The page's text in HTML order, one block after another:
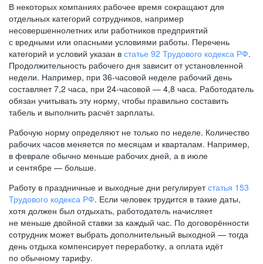
В некоторых компаниях рабочее время сокращают для
отдельных категорий сотрудников, например
несовершеннолетних или работников предприятий
с вредными или опасными условиями работы. Перечень
категорий и условий указан в статье 92 Трудового кодекса РФ.
Продолжительность рабочего дня зависит от установленной
недели. Например, при 36-часовой неделе рабочий день
составляет 7,2 часа, при 24-часовой — 4,8 часа. Работодатель
обязан учитывать эту норму, чтобы правильно составить
табель и выполнить расчёт зарплаты.
Рабочую норму определяют не только по неделе. Количество
рабочих часов меняется по месяцам и кварталам. Например,
в феврале обычно меньше рабочих дней, а в июле
и сентябре — больше.
Работу в праздничные и выходные дни регулируетстатья 153
Трудового кодекса РФ. Если человек трудится в такие даты,
хотя должен был отдыхать, работодатель начисляет
не меньше двойной ставки за каждый час. По договорённости
сотрудник может выбрать дополнительный выходной — тогда
день отдыха компенсирует переработку, а оплата идёт
по обычному тарифу.